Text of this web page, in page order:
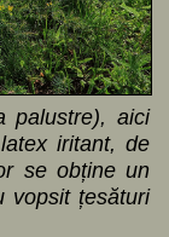
palustre), aici
iritant, de
se obține un
vopsit țesături